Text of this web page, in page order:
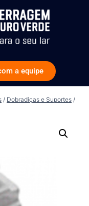
a equipe
/ Dobradiças e Suportes /